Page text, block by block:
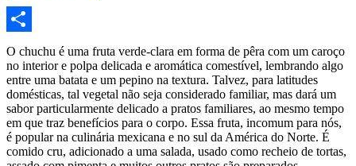
Share
O chuchu é uma fruta verde-clara em forma de pêra com um caroço
no interior e polpa delicada e aromática comestível, lembrando algo
entre uma batata e um pepino na textura. Talvez, para latitudes
domésticas, tal vegetal não seja considerado familiar, mas dará um
sabor particularmente delicado a pratos familiares, ao mesmo tempo
em que traz benefícios para o corpo. Essa fruta, incomum para nós,
é popular na culinária mexicana e no sul da América do Norte. É
comido cru, adicionado a uma salada, usado como recheio de tortas,